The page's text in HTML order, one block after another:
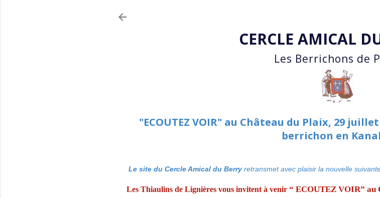
CERCLE AMICAL
Les Berrichons de
"ECOUTEZ VOIR" au Château du Plaix, 29
berrichon en
Le site du Cercle Amical du Berry retransmet avec plaisir la nouvelle
Les Thiaulins de Lignières vous invitent à venir “ ECOUTEZ VOIR” au